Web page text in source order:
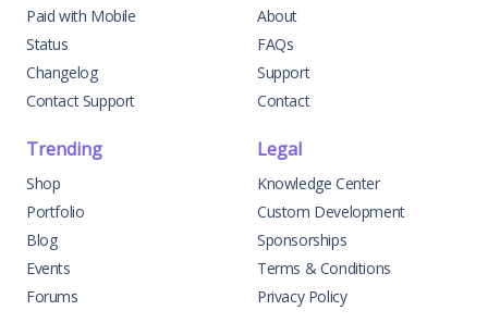
Paid with Mobile
Status
Changelog
Contact Support
About
FAQs
Support
Contact
Trending
Shop
Portfolio
Blog
Events
Forums
Legal
Knowledge Center
Custom Development
Sponsorships
Terms & Conditions
Privacy Policy